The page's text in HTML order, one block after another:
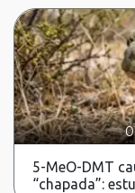
5-MeO-DMT
“chapada”: